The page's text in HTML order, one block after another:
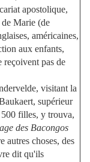
apostolique,
Marie (de
américaines,
aux enfants,
reçoivent pas de
visitant la
supérieur
500 filles, y trouva,
des Bacongos
autres choses, des
dit qu'ils